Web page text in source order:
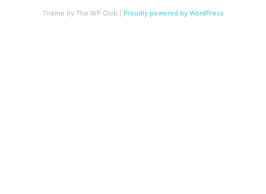
Theme by The WP Club Proudly powered by WordPress